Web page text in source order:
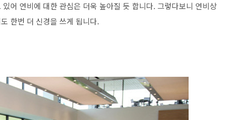
어 연비에 대한 관심은 더욱 높아질 듯 합니다. 그렇다보니 연비상
한번 더 신경을 쓰게 됩니다.